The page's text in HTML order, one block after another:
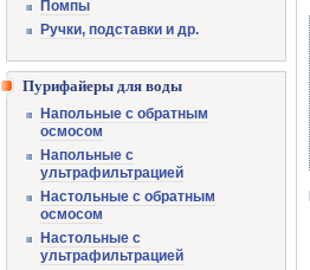
Помпы
Ручки, подставки и др.
Пурифайеры для воды
Напольные с обратным
осмосом
Напольные с
ультрафильтрацией
Настольные с обратным
осмосом
Настольные с
ультрафильтрацией